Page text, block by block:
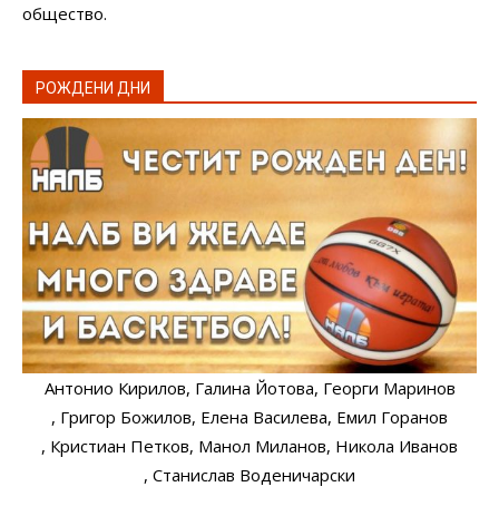
общество.
РОЖДЕНИ ДНИ
Антонио Кирилов, Галина Йотова, Георги Маринов
, Григор Божилов, Елена Василева, Емил Горанов
, Кристиан Петков, Манол Миланов, Никола Иванов
, Станислав Воденичарски